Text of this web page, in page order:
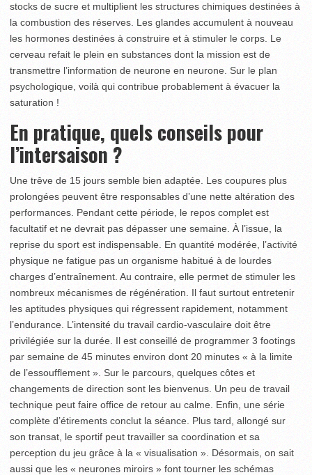
stocks de sucre et multiplient les structures chimiques destinées à
la combustion des réserves. Les glandes accumulent à nouveau
les hormones destinées à construire et à stimuler le corps. Le
cerveau refait le plein en substances dont la mission est de
transmettre l’information de neurone en neurone. Sur le plan
psychologique, voilà qui contribue probablement à évacuer la
saturation !
En pratique, quels conseils pour
l’intersaison ?
Une trêve de 15 jours semble bien adaptée. Les coupures plus
prolongées peuvent être responsables d’une nette altération des
performances. Pendant cette période, le repos complet est
facultatif et ne devrait pas dépasser une semaine. À l’issue, la
reprise du sport est indispensable. En quantité modérée, l’activité
physique ne fatigue pas un organisme habitué à de lourdes
charges d’entraînement. Au contraire, elle permet de stimuler les
nombreux mécanismes de régénération. Il faut surtout entretenir
les aptitudes physiques qui régressent rapidement, notamment
l’endurance. L’intensité du travail cardio-vasculaire doit être
privilégiée sur la durée. Il est conseillé de programmer 3 footings
par semaine de 45 minutes environ dont 20 minutes « à la limite
de l’essoufflement ». Sur le parcours, quelques côtes et
changements de direction sont les bienvenus. Un peu de travail
technique peut faire office de retour au calme. Enfin, une série
complète d’étirements conclut la séance. Plus tard, allongé sur
son transat, le sportif peut travailler sa coordination et sa
perception du jeu grâce à la « visualisation ». Désormais, on sait
aussi que les « neurones miroirs » font tourner les schémas